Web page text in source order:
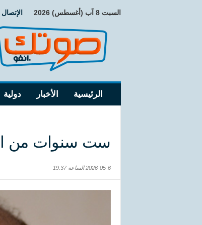
السبت 8 آب (أغسطس) 2026 الإتصال
الرئيسية الأخبار دولية
ست سنوات من
2026-05-6 الساعة 19:37